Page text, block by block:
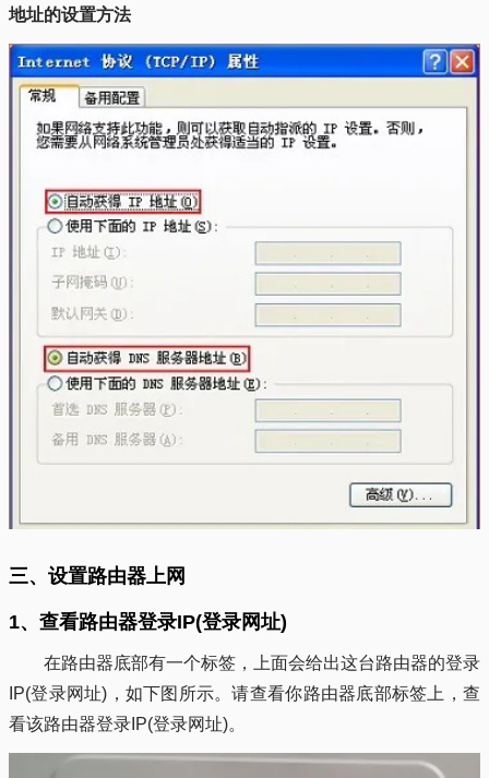
地址的设置方法
三、设置路由器上网
1、查看路由器登录IP(登录网址)
在路由器底部有一个标签，上面会给出这台路由器的登录
IP(登录网址)，如下图所示。请查看你路由器底部标签上，查
看该路由器登录IP(登录网址)。